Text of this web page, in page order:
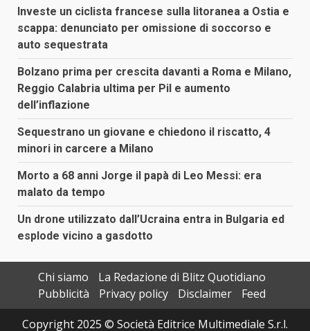
Investe un ciclista francese sulla litoranea a Ostia e
scappa: denunciato per omissione di soccorso e
auto sequestrata
Bolzano prima per crescita davanti a Roma e Milano,
Reggio Calabria ultima per Pil e aumento
dell’inflazione
Sequestrano un giovane e chiedono il riscatto, 4
minori in carcere a Milano
Morto a 68 anni Jorge il papà di Leo Messi: era
malato da tempo
Un drone utilizzato dall’Ucraina entra in Bulgaria ed
esplode vicino a gasdotto
Chi siamo
La Redazione di Blitz Quotidiano
Pubblicità
Privacy policy Disclaimer
Feed
Copyright 2025 © Società Editrice Multimediale S.r.l.